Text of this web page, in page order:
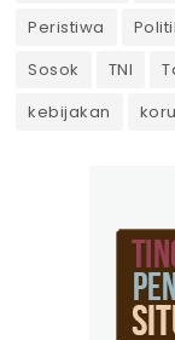
Peristiwa
Sosok
TNI
kebijakan